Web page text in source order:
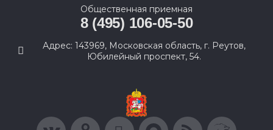
Общественная приемная
8 (495) 106-05-50
Адрес: 143969, Московская область, г. Реутов,
Юбилейный проспект, 54.